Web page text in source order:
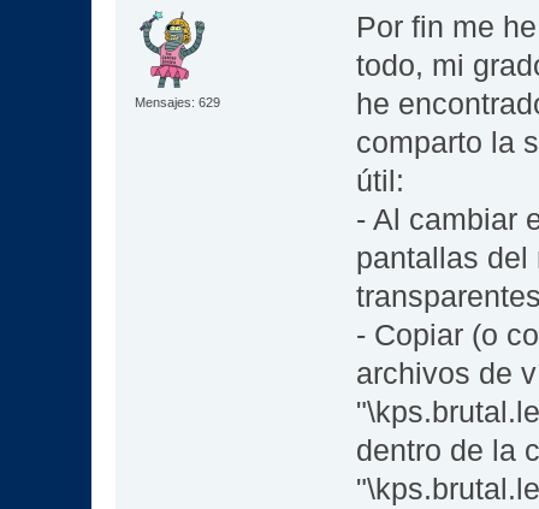
Mensajes: 629
Por fin me
todo, mi
he
comparto la
útil:
- Al cambiar
pantallas del
- Copiar (o
archivos de
dentro de la